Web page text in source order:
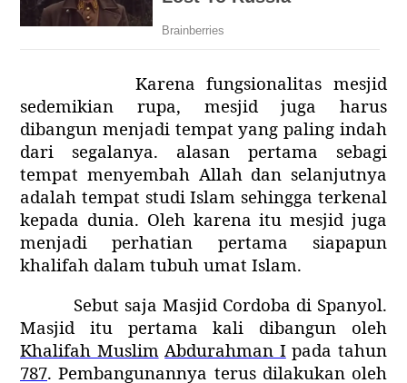
Karena fungsionalitas mesjid
sedemikian rupa, mesjid juga harus
dibangun menjadi tempat yang paling indah
dari segalanya. alasan pertama sebagi
tempat menyembah Allah dan selanjutnya
adalah tempat studi Islam sehingga terkenal
kepada dunia. Oleh karena itu mesjid juga
menjadi perhatian pertama siapapun
khalifah dalam tubuh umat Islam.
Sebut saja Masjid Cordoba di Spanyol.
Masjid itu pertama kali dibangun oleh
Khalifah Muslim Abdurahman Ipada tahun
787. Pembangunannya terus dilakukan oleh